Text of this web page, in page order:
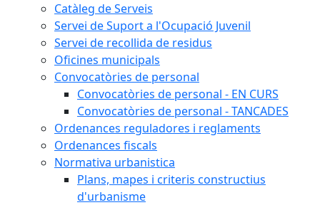
Catàleg de Serveis
Servei de Suport a l'Ocupació Juvenil
Servei de recollida de residus
Oficines municipals
Convocatòries de personal
Convocatòries de personal - EN CURS
Convocatòries de personal - TANCADES
Ordenances reguladores i reglaments
Ordenances fiscals
Normativa urbanistica
Plans, mapes i criteris constructius
d'urbanisme